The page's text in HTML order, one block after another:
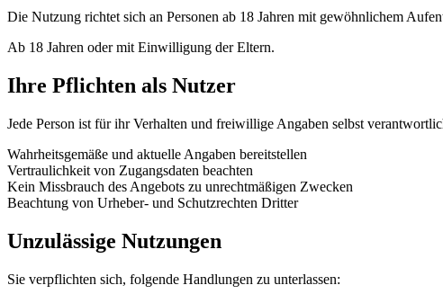
Die Nutzung richtet sich an Personen ab 18 Jahren mit gewöhnlichem
Ab 18 Jahren oder mit Einwilligung der Eltern.
Ihre Pflichten als Nutzer
Jede Person ist für ihr Verhalten und freiwillige Angaben selbst
Wahrheitsgemäße und aktuelle Angaben bereitstellen
Vertraulichkeit von Zugangsdaten beachten
Kein Missbrauch des Angebots zu unrechtmäßigen Zwecken
Beachtung von Urheber- und Schutzrechten Dritter
Unzulässige Nutzungen
Sie verpflichten sich, folgende Handlungen zu unterlassen: